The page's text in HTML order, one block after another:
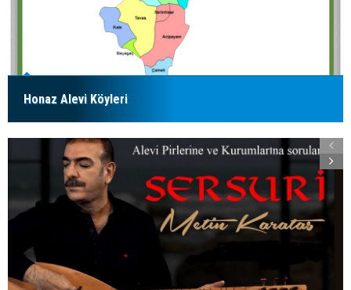
Honaz Alevi Köyleri